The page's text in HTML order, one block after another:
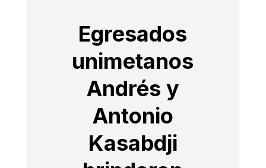
Egresados
unimetanos
Andrés y
Antonio
Kasabdji